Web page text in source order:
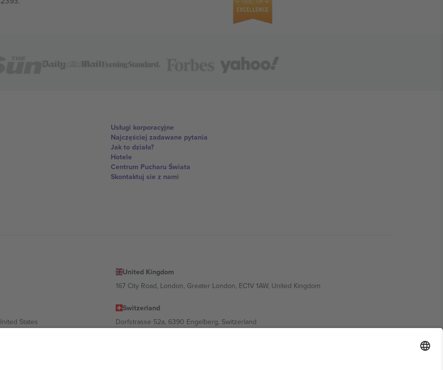
Usługi korporacyjne
Najczęściej zadawane pytania
Jak to działa?
Hotele
Centrum Pucharu Świata
Skontaktuj sie z nami
United Kingdom
167 City Road, London, Greater London, EC1V 1AW, United Kingdom
States
Switzerland
Dorfstrasse 52a, 6390 Engelberg, Switzerland